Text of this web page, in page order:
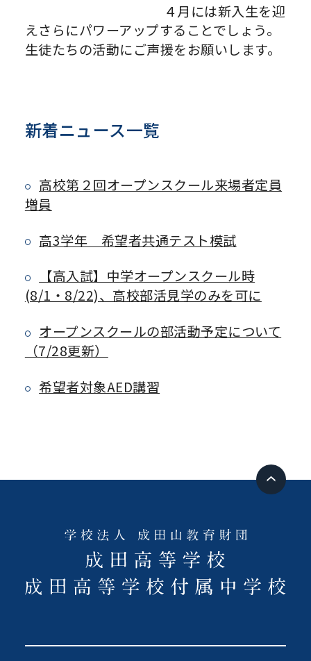
４月には新入生を迎
えさらにパワーアップすることでしょう。
生徒たちの活動にご声援をお願いします。
新着ニュース一覧
高校第２回オープンスクール来場者定員
増員
高3学年 希望者共通テスト模試
【高入試】中学オープンスクール時
(8/1・8/22)、高校部活見学のみを可に
オープンスクールの部活動予定について
（7/28更新）
希望者対象AED講習